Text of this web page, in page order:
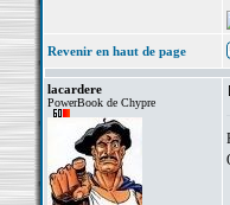
Revenir en haut de page
lacardere
PowerBook de Chypre